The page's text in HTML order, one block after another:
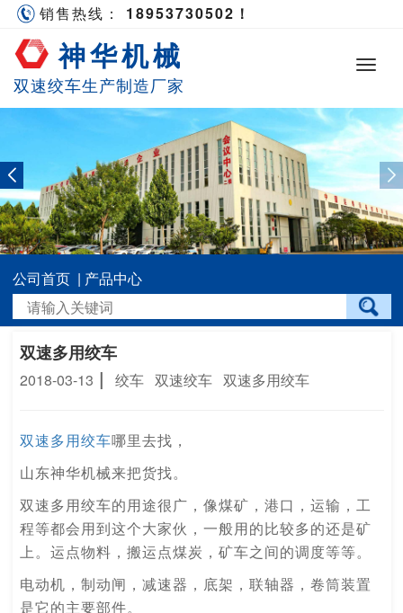
销售热线： 18953730502！
神华机械
双速绞车生产制造厂家
公司首页 | 产品中心
双速多用绞车
2018-03-13 | 绞车 双速绞车 双速多用绞车
双速多用绞车哪里去找，
山东神华机械来把货找。
双速多用绞车的用途很广，像煤矿，港口，运输，工
程等都会用到这个大家伙，一般用的比较多的还是矿
上。运点物料，搬运点煤炭，矿车之间的调度等等。
电动机，制动闸，减速器，底架，联轴器，卷筒装置
是它的主要部件。